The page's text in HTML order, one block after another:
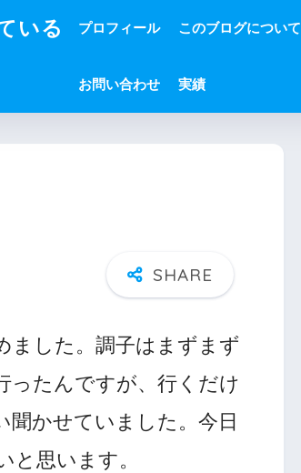
いる プロフィール このブログについて
お問い合わせ 実績
ました。調子はまずまず
ったんですが、行くだけ
かせていました。今日
思います。